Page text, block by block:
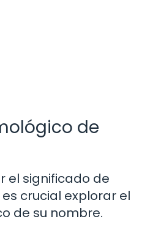
de
el significado de
crucial explorar el
de su nombre.